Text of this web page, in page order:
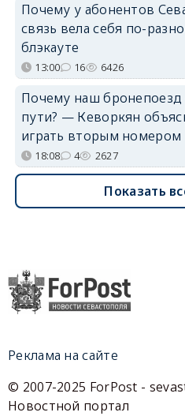
Почему у абонентов
связь вела себя по-
блэкауте
13:00 16 6426
Почему наш бронепоезд
пути? — Кеворкян
играть вторым номером
18:08 4 2627
Показать
Реклама на сайте
© 2007-2025 ForPost -
Новостной портал